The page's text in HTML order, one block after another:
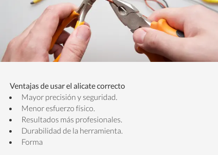
Ventajas de usar el alicate correcto
Mayor precisión y seguridad.
Menor esfuerzo físico.
Resultados más profesionales.
Durabilidad de la herramienta.
Forma